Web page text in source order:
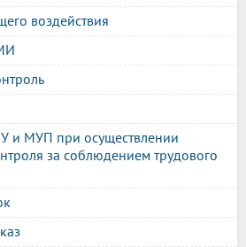
воздействия
и МУП при осуществлении
за соблюдением трудового